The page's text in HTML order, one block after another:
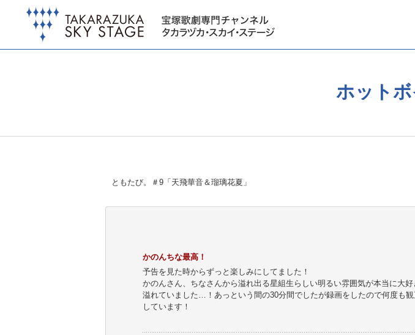
ホット
ともたび。＃9「天飛華音＆瑠璃花夏」
かのんちな最高！
予告を見た時からずっと楽しみにしてました！
かのんさん、ちなさんから溢れ出る星組生らしい明るい雰囲気が本当に大
溢れていました…！あっという間の30分間でしたが録画をしたので何度も
しています！